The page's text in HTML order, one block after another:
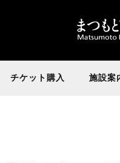
チケット購入 施設案